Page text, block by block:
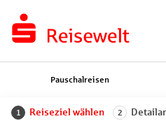
Pauschalreisen
1 Reiseziel wählen 2